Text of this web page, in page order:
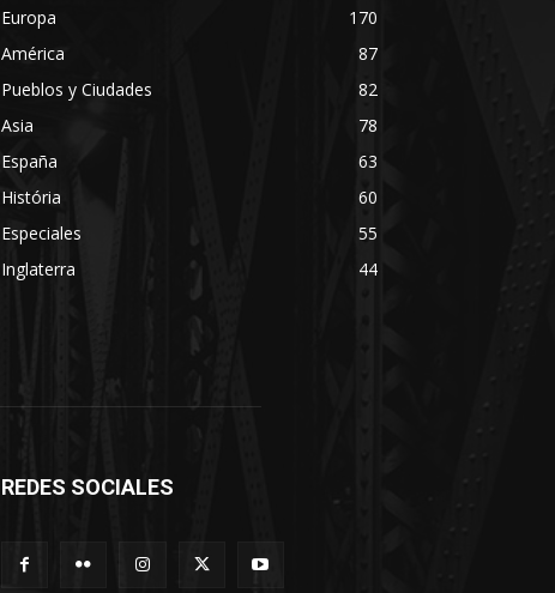
Europa
170
América
87
Pueblos y Ciudades
82
Asia
78
España
63
História
60
Especiales
55
Inglaterra
44
REDES SOCIALES